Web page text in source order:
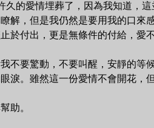
的愛情埋葬了，因為我知道，這
，但是我仍然是要用我的口來
於付出，更是無條件的付給，愛
要驚動，不要叫醒，安靜的等候
淚。雖然這一份愛情不會開花，
助。